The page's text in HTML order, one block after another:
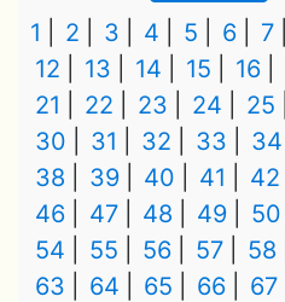
1 2 3 4 5 6 7
12
13 14 15 16
21
22 23 24 25
30
31 32 33 34
38
39 40 41 42
46
47 48 49 50
54
55 56 57 58
63
64 65 66 67